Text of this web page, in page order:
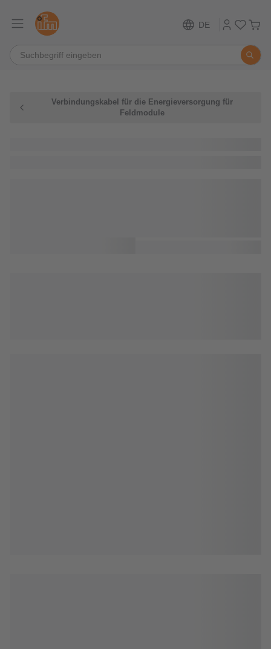
DE
Verbindungskabel für die Energieversorgung für
Feldmodule